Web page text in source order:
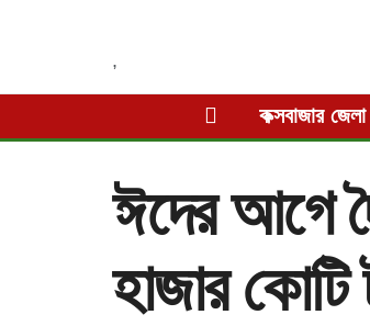
,
কক্সবাজার জেলা
ঈদের আগে
হাজার কোটি